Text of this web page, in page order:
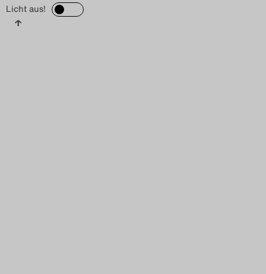
Licht aus!
↑